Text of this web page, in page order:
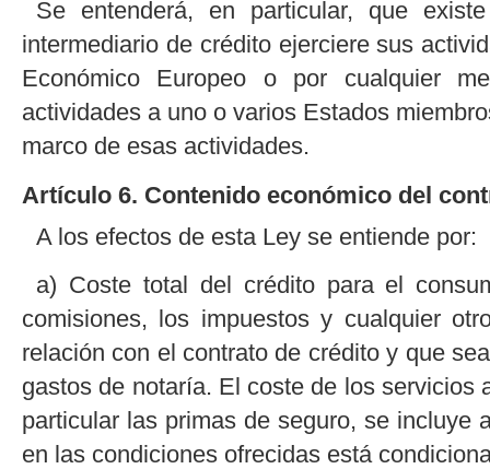
Se entenderá, en particular, que
intermediario de crédito ejerciere sus
Económico Europeo o por cualquier
actividades a uno o varios Estados
marco de esas actividades.
Artículo 6. Contenido económico del
A los efectos de esta Ley se entiende por:
a) Coste total del crédito para el
comisiones, los impuestos y cualquier
relación con el contrato de crédito y que
gastos de notaría. El coste de los servicios
particular las primas de seguro, se incluye
en las condiciones ofrecidas está